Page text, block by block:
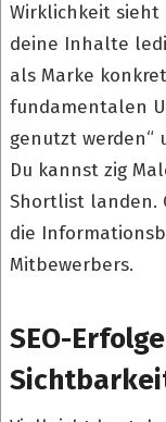
Wirklichkeit sieht
deine Inhalte
als Marke
fundamentalen
genutzt werden“
Du kannst zig
Shortlist landen.
die
Mitbewerbers.
SEO-